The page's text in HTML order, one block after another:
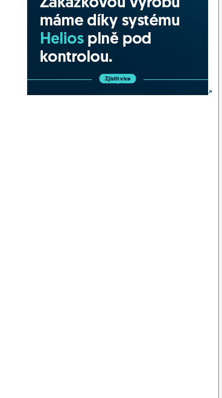
on how to resolve the stack trace. Resolved